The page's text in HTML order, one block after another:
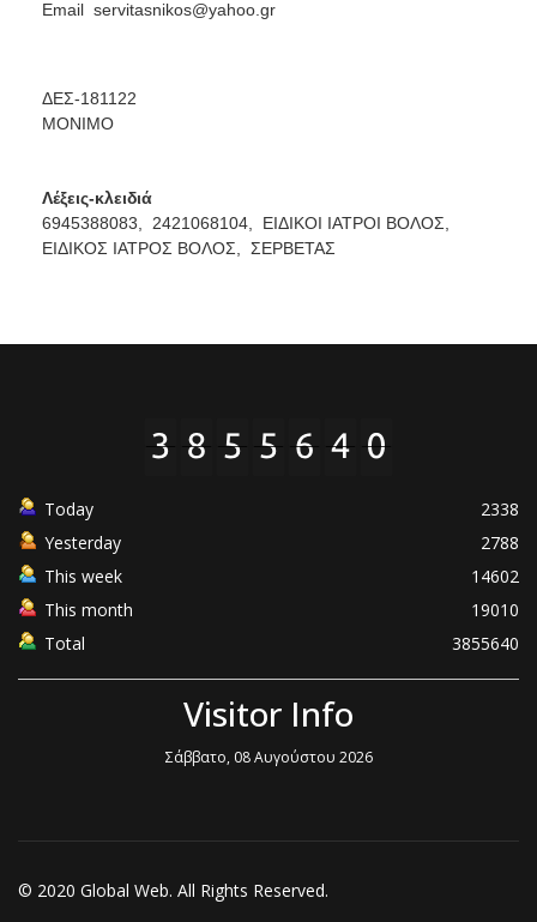
Email servitasnikos@yahoo.gr
ΔΕΣ-181122
ΜΟΝΙΜΟ
Λέξεις-κλειδιά
6945388083,
2421068104,
ΕΙΔΙΚΟΙ ΙΑΤΡΟΙ ΒΟΛΟΣ,
ΕΙΔΙΚΟΣ ΙΑΤΡΟΣ ΒΟΛΟΣ,
ΣΕΡΒΕΤΑΣ
Today
2338
Yesterday
2788
This week
14602
This month
19010
Total
3855640
Visitor Info
Σάββατο, 08 Αυγούστου 2026
© 2020 Global Web. All Rights Reserved.